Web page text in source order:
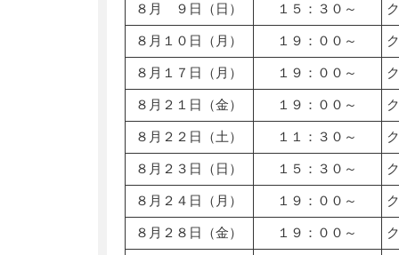
８月 ９日（日） １５：３０～
８月１０日（月） １９：００～
８月１７日（月） １９：００～
８月２１日（金） １９：００～
８月２２日（土） １１：３０～
８月２３日（日） １５：３０～
８月２４日（月） １９：００～
８月２８日（金） １９：００～